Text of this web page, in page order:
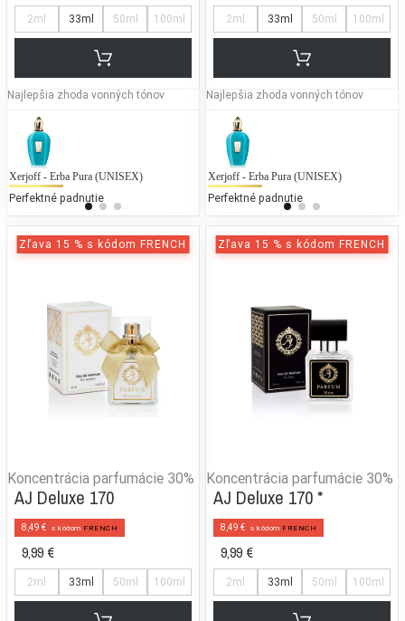
2ml 33ml 50ml 100ml
Najlepšia zhoda vonných tónov
Xerjoff - Erba Pura (UNISEX)
Perfektné padnutie
Chloe - L`Eau de Chloe EDT
25 % bežných vonných tónov
2ml 33ml 50ml 100ml
Najlepšia zhoda vonných tónov
Xerjoff - Erba Pura (UNISEX)
Perfektné padnutie
Zľava 15 % s kódom FRENCH
Koncentrácia parfumácie 30%
AJ Deluxe 170
8,49 € s kódom FRENCH
9,99 €
2ml 33ml 50ml 100ml
Zľava 15 % s kódom FRENCH
Koncentrácia parfumácie 30%
AJ Deluxe 170 *
8,49 € s kódom FRENCH
9,99 €
2ml 33ml 50ml 100ml